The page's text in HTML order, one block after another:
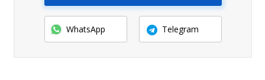
WhatsApp Telegram